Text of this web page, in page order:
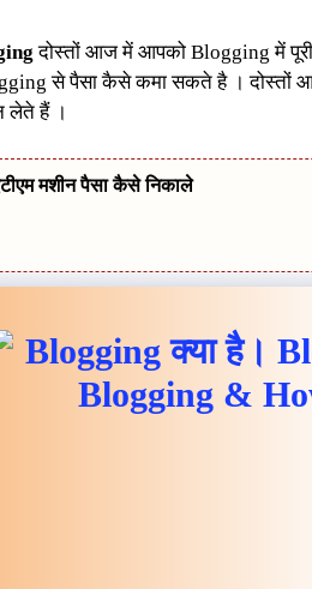
दोस्तों आज में आपको Blogging में
से पैसा कैसे कमा सकते है । दोस्तों
लेते हैं ।
मशीन पैसा कैसे निकाले